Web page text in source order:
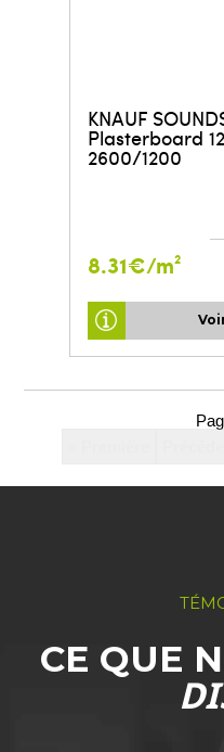
KNAUF
Plasterboard
2600/1200
8.31€/m²
CE QUE